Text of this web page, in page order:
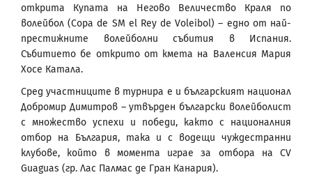
открита Купата на Негово Величество Краля по
волейбол (Copa de SM el Rey de Voleibol) – едно от най-
престижните волейболни събития в Испания.
Събитието бе открито от кмета на Валенсия Мария
Хосе Катала.
Сред участниците в турнира е и българският национал
Добромир Димитров – утвърден български волейболист
с множество успехи и победи, както с националния
отбор на България, така и с водещи чуждестранни
клубове, който в момента играе за отбора на CV
Guaguas (гр. Лас Палмас де Гран Канария).